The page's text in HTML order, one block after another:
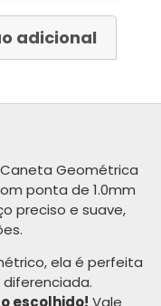
adicional
Geométrica
ponta de 1.0mm
preciso e suave,
ela é perfeita
escolhido! Vale